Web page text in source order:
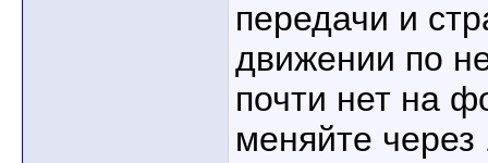
передачи и
движении по
почти нет на
меняйте